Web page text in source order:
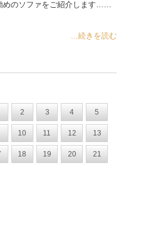
めのソファをご紹介します……
...続きを読む
2 3 4 5
10 11 12 13
18 19 20 21